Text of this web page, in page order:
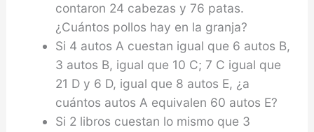
contaron 24 cabezas y 76 patas.
¿Cuántos pollos hay en la granja?
Si 4 autos A cuestan igual que 6 autos B,
3 autos B, igual que 10 C; 7 C igual que
21 D y 6 D, igual que 8 autos E, ¿a
cuántos autos A equivalen 60 autos E?
Si 2 libros cuestan lo mismo que 3